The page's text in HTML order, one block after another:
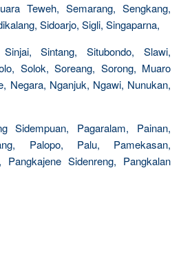
Teweh, Semarang, Sengkang,
Sidoarjo, Sigli, Singaparna,
Sintang, Situbondo, Slawi,
Solok, Soreang, Sorong, Muaro
Negara, Nganjuk, Ngawi, Nunukan,
Sidempuan, Pagaralam, Painan,
Palopo, Palu, Pamekasan,
Pangkajene Sidenreng, Pangkalan